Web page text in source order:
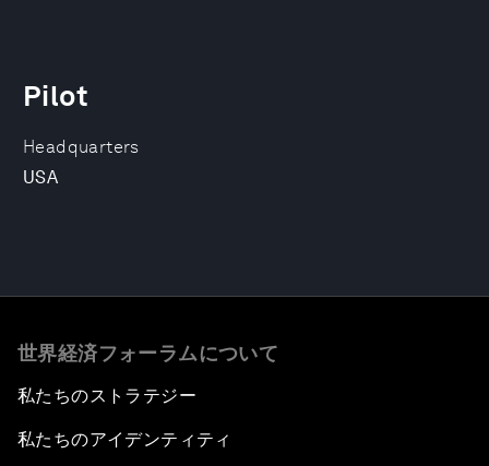
Headquarters
USA
Pilot
世界経済フォーラムについて
私たちのストラテジー
私たちのアイデンティティ